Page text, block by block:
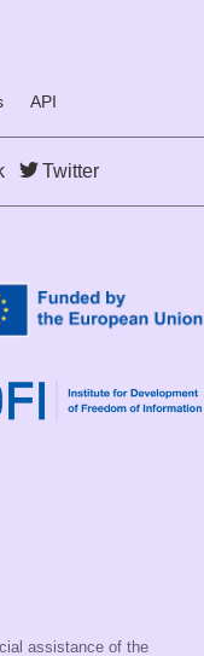
API
Twitter
assistance of the